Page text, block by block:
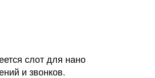
слот для нано
и звонков.